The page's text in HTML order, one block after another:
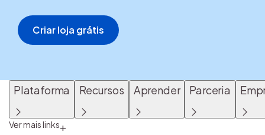
Criar loja grátis
Plataforma Recursos Aprender Parceria
Ver mais links+